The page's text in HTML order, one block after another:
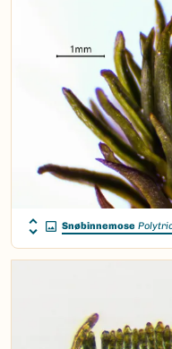
Snøbinnemose